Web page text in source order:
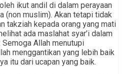
ikut andil di dalam perayaan
(non muslim). Akan tetapi tidak
takziah kepada orang yang mati
ada maslahat syar’i dalam
Semoga Allah menutupi
menggantikan yang lebih baik
itu dari ucapan yang baik.